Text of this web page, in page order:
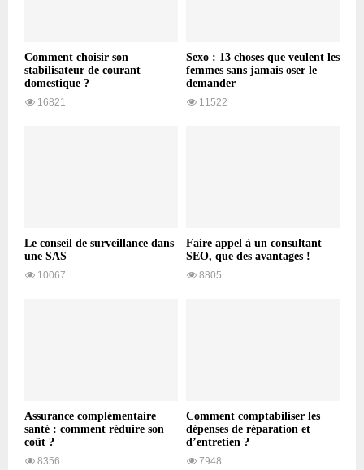
Comment choisir son
stabilisateur de courant
domestique ?
16821
Sexo : 13 choses que veulent les
femmes sans jamais oser le
demander
11522
Le conseil de surveillance dans
une SAS
10067
Faire appel à un consultant
SEO, que des avantages !
8805
Assurance complémentaire
santé : comment réduire son
coût ?
8356
Comment comptabiliser les
dépenses de réparation et
d’entretien ?
7948